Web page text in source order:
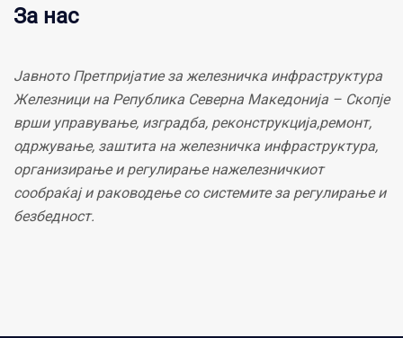
За нас
Јавното Претпријатие за железничка инфраструктура
Железници на Република Северна Македонија – Скопје
врши управување, изградба, реконструкција,ремонт,
одржување, заштита на железничка инфраструктура,
организирање и регулирање нажелезничкиот
сообраќај и раководење со системите за регулирање и
безбедност.